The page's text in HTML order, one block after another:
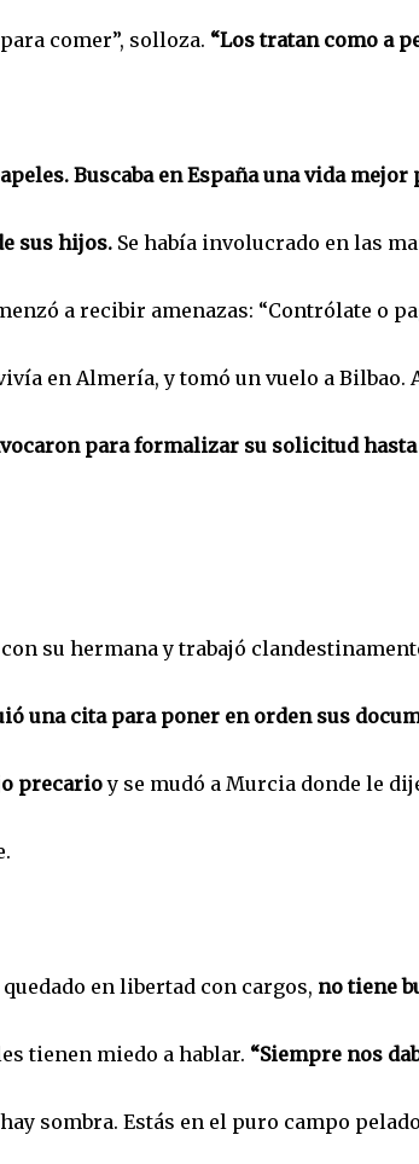
comer”, solloza. “Los tratan como a
Buscaba en España una vida
sus hijos.Se había involucrado en las
a recibir amenazas: “Contrólate o
en Almería, y tomó un vuelo a Bilbao.
para formalizar su solicitud
su hermana y trabajó
una cita para poner en orden sus
precarioy se mudó a Murcia donde le
quedado en libertad con cargos, no tiene
tienen miedo a hablar. “Siempre nos
sombra. Estás en el puro campo